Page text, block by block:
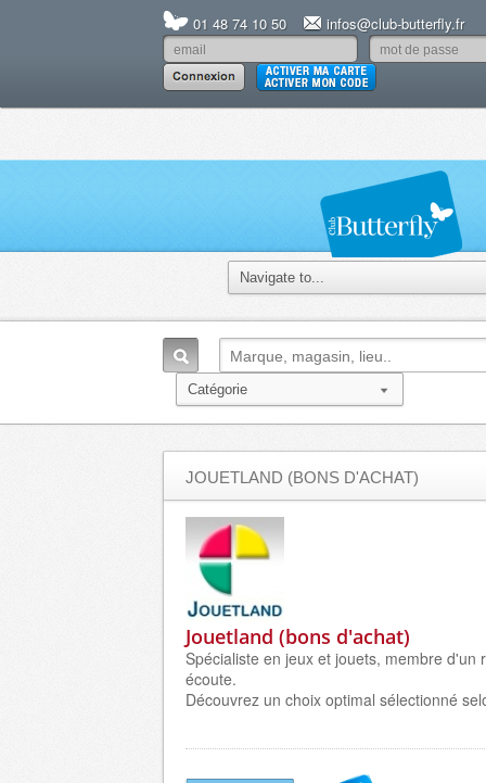
01 48 74 10 50 infos@club-butterfly.fr
JOUETLAND (BONS D'ACHAT)
Jouetland (bons d'achat)
Spécialiste en jeux et jouets, membre d'un
écoute.
Découvrez un choix optimal sélectionné